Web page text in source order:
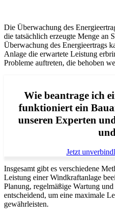
Die Überwachung des
die tatsächlich erzeugte Menge an
Überwachung des Energieertrags
Anlage die erwartete Leistung
Probleme auftreten, die behoben
Wie beantrage ich
funktioniert ein
unseren Experten
Jetzt
Insgesamt gibt es verschiedene
Leistung einer Windkraftanlage
Planung, regelmäßige Wartung
entscheidend, um eine maximale
gewährleisten.